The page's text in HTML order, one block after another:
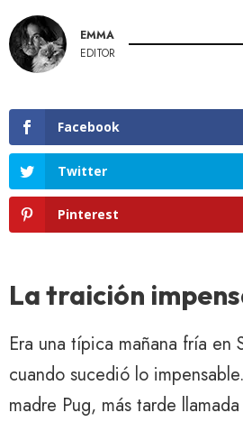
EMMA
EDITOR
Facebook
Twitter
Pinterest
La traición
Era una típica mañana fría en
cuando sucedió lo
madre Pug, más tarde